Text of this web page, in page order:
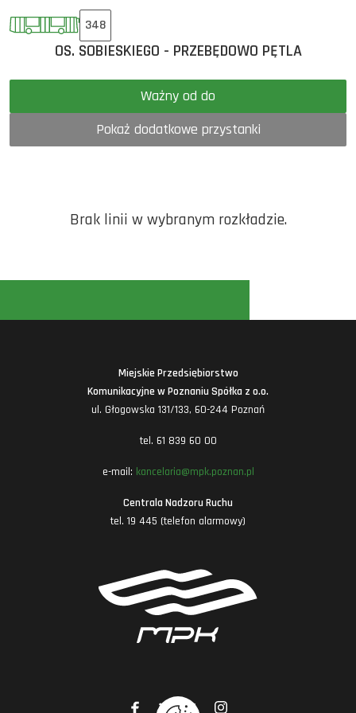
348
OS. SOBIESKIEGO - PRZEBĘDOWO PĘTLA
Ważny od do
Pokaż dodatkowe przystanki
Brak linii w wybranym rozkładzie.
Miejskie Przedsiębiorstwo
Komunikacyjne w Poznaniu Spółka z o.o.
ul. Głogowska 131/133, 60-244 Poznań
tel. 61 839 60 00
e-mail: kancelaria@mpk.poznan.pl
Centrala Nadzoru Ruchu
tel. 19 445 (telefon alarmowy)